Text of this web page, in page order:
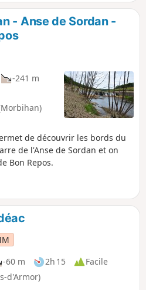
- Anse de Sordan -
-241 m
de découvrir les bords du
de l'Anse de Sordan et on
Bon Repos.
-60 m 2h 15
Facile
d'Armor)